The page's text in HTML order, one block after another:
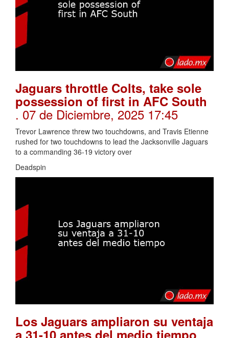
Jaguars throttle Colts, take sole
possession of first in AFC South
. 07 de Diciembre, 2025 17:45
Trevor Lawrence threw two touchdowns, and Travis Etienne
rushed for two touchdowns to lead the Jacksonville Jaguars
to a commanding 36-19 victory over
Deadspin
Los Jaguars ampliaron su ventaja